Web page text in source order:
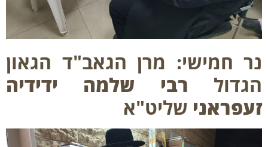
חמישי: מרן הגאב"ד הגאון
רבי שלמה ידידיה
שליט"א